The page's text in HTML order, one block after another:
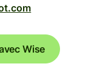
Wise